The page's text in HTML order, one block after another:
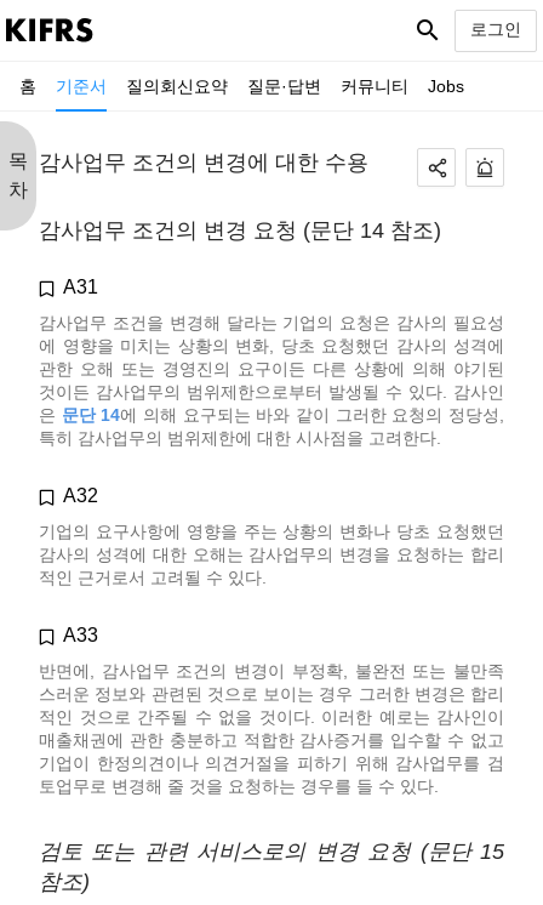
홈 기준서 질의회신요약 질문·답변 커뮤니티 Jobs
search 로그인
목
차
감사업무 조건의 변경에 대한 수용
감사업무 조건의 변경 요청 (문단 14 참조)
A31
감사업무 조건을 변경해 달라는 기업의 요청은 감사의 필요성
에 영향을 미치는 상황의 변화, 당초 요청했던 감사의 성격에
관한 오해 또는 경영진의 요구이든 다른 상황에 의해 야기된
것이든 감사업무의 범위제한으로부터 발생될 수 있다. 감사인
은 문단 14에 의해 요구되는 바와 같이 그러한 요청의 정당성,
특히 감사업무의 범위제한에 대한 시사점을 고려한다.
A32
기업의 요구사항에 영향을 주는 상황의 변화나 당초 요청했던
감사의 성격에 대한 오해는 감사업무의 변경을 요청하는 합리
적인 근거로서 고려될 수 있다.
A33
반면에, 감사업무 조건의 변경이 부정확, 불완전 또는 불만족
스러운 정보와 관련된 것으로 보이는 경우 그러한 변경은 합리
적인 것으로 간주될 수 없을 것이다. 이러한 예로는 감사인이
매출채권에 관한 충분하고 적합한 감사증거를 입수할 수 없고
기업이 한정의견이나 의견거절을 피하기 위해 감사업무를 검
토업무로 변경해 줄 것을 요청하는 경우를 들 수 있다.
검토 또는 관련 서비스로의 변경 요청 (문단 15
참조)